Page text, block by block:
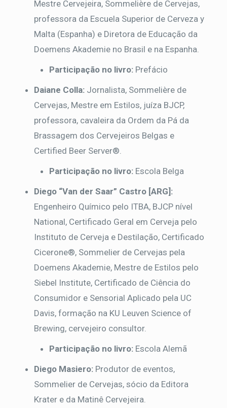
Mestre Cervejeira, Sommelière de Cervejas,
professora da Escuela Superior de Cerveza y
Malta (Espanha) e Diretora de Educação da
Doemens Akademie no Brasil e na Espanha.
Participação no livro:Prefácio
Daiane Colla:Jornalista, Sommelière de
Cervejas, Mestre em Estilos, juíza BJCP,
professora, cavaleira da Ordem da Pá da
Brassagem dos Cervejeiros Belgas e
Certified Beer Server®.
Participação no livro:Escola Belga
Diego “Van der Saar” Castro [ARG]:
Engenheiro Químico pelo ITBA, BJCP nível
National, Certificado Geral em Cerveja pelo
Instituto de Cerveja e Destilação, Certificado
Cicerone®, Sommelier de Cervejas pela
Doemens Akademie, Mestre de Estilos pelo
Siebel Institute, Certificado de Ciência do
Consumidor e Sensorial Aplicado pela UC
Davis, formação na KU Leuven Science of
Brewing, cervejeiro consultor.
Participação no livro:Escola Alemã
Diego Masiero:Produtor de eventos,
Sommelier de Cervejas, sócio da Editora
Krater e da Matinê Cervejeira.